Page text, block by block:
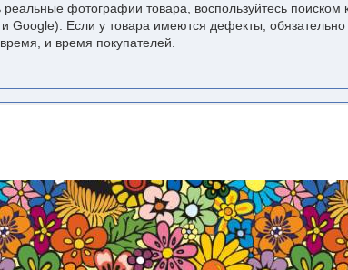
фотографии товара, воспользуйтесь поиском
Google). Если у товара имеются дефекты, обязательно
и время покупателей.